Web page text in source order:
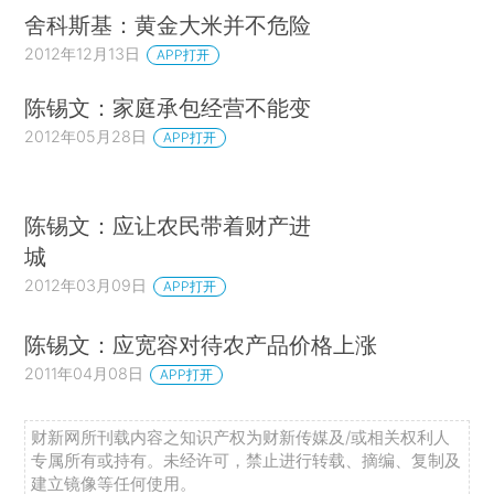
舍科斯基：黄金大米并不危险
2012年12月13日 APP打开
陈锡文：家庭承包经营不能变
2012年05月28日 APP打开
陈锡文：应让农民带着财产进
城
2012年03月09日 APP打开
陈锡文：应宽容对待农产品价格上涨
2011年04月08日 APP打开
财新网所刊载内容之知识产权为财新传媒及/或相关权利人
专属所有或持有。未经许可，禁止进行转载、摘编、复制及
建立镜像等任何使用。